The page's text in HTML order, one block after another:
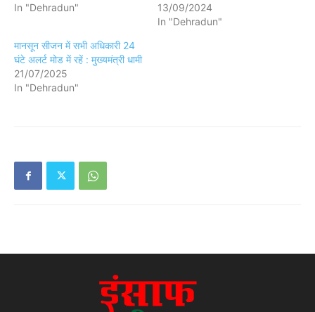
In "Dehradun"
13/09/2024
In "Dehradun"
मानसून सीजन में सभी अधिकारी 24
घंटे अलर्ट मोड में रहें : मुख्यमंत्री धामी
21/07/2025
In "Dehradun"